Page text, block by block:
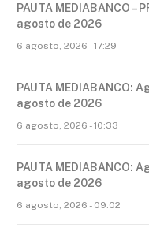
PAUTA MEDIABANCO –
agosto de 2026
6 agosto, 2026 - 17:29
PAUTA MEDIABANCO:
agosto de 2026
6 agosto, 2026 - 10:33
PAUTA MEDIABANCO:
agosto de 2026
6 agosto, 2026 - 09:02